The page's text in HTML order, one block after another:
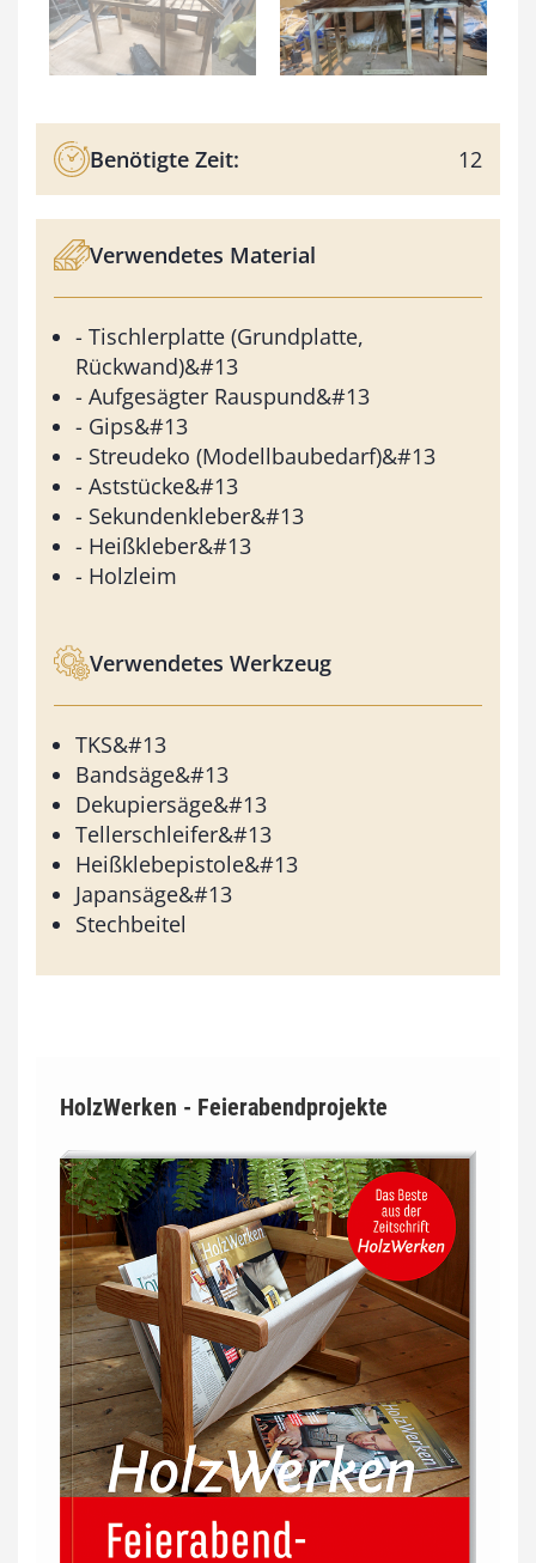
Benötigte Zeit: 12
Verwendetes Material
- Tischlerplatte (Grundplatte,
Rückwand)&#13
- Aufgesägter Rauspund&#13
- Gips&#13
- Streudeko (Modellbaubedarf)&#13
- Aststücke&#13
- Sekundenkleber&#13
- Heißkleber&#13
- Holzleim
Verwendetes Werkzeug
TKS&#13
Bandsäge&#13
Dekupiersäge&#13
Tellerschleifer&#13
Heißklebepistole&#13
Japansäge&#13
Stechbeitel
HolzWerken - Feierabendprojekte